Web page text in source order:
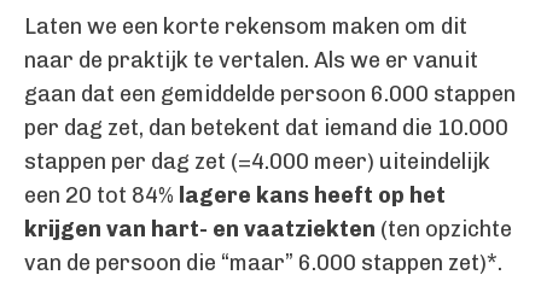
Laten we een korte rekensom maken om dit
naar de praktijk te vertalen. Als we er vanuit
gaan dat een gemiddelde persoon 6.000 stappen
per dag zet, dan betekent dat iemand die 10.000
stappen per dag zet (=4.000 meer) uiteindelijk
een 20 tot 84% lagere kans heeft op het
krijgen van hart- en vaatziekten (ten opzichte
van de persoon die “maar” 6.000 stappen zet)*.